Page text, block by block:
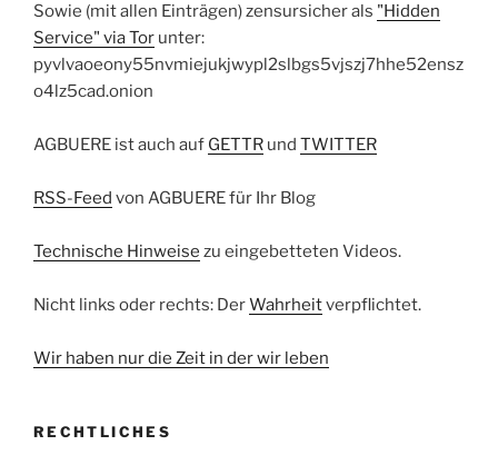
Sowie (mit allen Einträgen) zensursicher als "Hidden
Service" via Tor unter:
pyvlvaoeony55nvmiejukjwypl2slbgs5vjszj7hhe52ensz
o4lz5cad.onion
AGBUERE ist auch auf GETTR und TWITTER
RSS-Feed von AGBUERE für Ihr Blog
Technische Hinweise zu eingebetteten Videos.
Nicht links oder rechts: DerWahrheitverpflichtet.
Wir haben nur die Zeit in der wir leben
RECHTLICHES